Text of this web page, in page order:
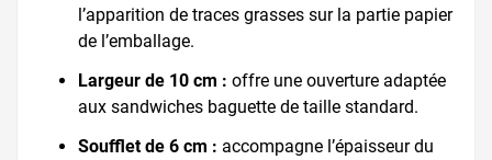
l’apparition de traces grasses sur la partie papier
de l’emballage.
Largeur de 10 cm : offre une ouverture adaptée
aux sandwiches baguette de taille standard.
Soufflet de 6 cm : accompagne l’épaisseur du